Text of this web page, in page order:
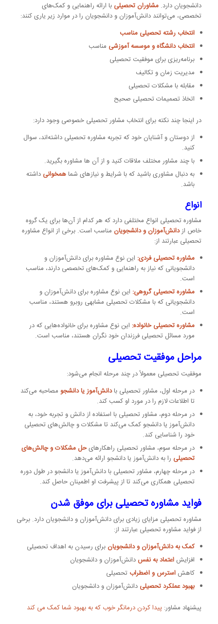
دانشجویان دارد. مشاوران تحصیلی با ارائه راهنمایی و کمک‌های
تخصصی، می‌توانند دانش‌آموزان و دانشجویان را در موارد زیر یاری کنند:
انتخاب رشته تحصیلی مناسب
انتخاب دانشگاه و موسسه آموزشی مناسب
برنامه‌ریزی برای موفقیت تحصیلی
مدیریت زمان و تکالیف
مقابله با مشکلات تحصیلی
اتخاذ تصمیمات تحصیلی صحیح
در اینجا چند نکته برای انتخاب مشاور تحصیلی خصوصی وجود دارد:
از دوستان و آشنایان خود که تجربه مشاوره تحصیلی داشته‌اند، سوال
کنید.
با چند مشاور مختلف ملاقات کنید و از آن ها مشاوره بگیرید.
به دنبال مشاوری باشید که با شرایط و نیازهای شماهمخوانی داشته
باشد.
انواع
مشاوره تحصیلی انواع مختلفی دارد که هر کدام از آن‌ها برای یک گروه
خاص ازدانش‌آموزان و دانشجویانمناسب است. برخی از انواع مشاوره
تحصیلی عبارتند از:
مشاوره تحصیلی فردی: این نوع مشاوره برای دانش‌آموزان و
دانشجویانی که نیاز به راهنمایی و کمک‌های تخصصی دارند، مناسب
است.
مشاوره تحصیلی گروهی: این نوع مشاوره برای دانش‌آموزان و
دانشجویانی که با مشکلات تحصیلی مشابهی روبرو هستند، مناسب
است.
مشاوره تحصیلی خانواده: این نوع مشاوره برای خانواده‌هایی که در
مورد مسائل تحصیلی فرزندان خود نگران هستند، مناسب است.
مراحل موفقیت تحصیلی
موفقیت تحصیلی معمولاً در چند مرحله انجام می‌شود:
در مرحله اول، مشاور تحصیلی بادانش‌آموز یا دانشجومصاحبه می‌کند
تا اطلاعات لازم را در مورد او کسب کند.
در مرحله دوم، مشاور تحصیلی با استفاده از دانش و تجربه خود، به
دانش‌آموز یا دانشجو کمک می‌کند تا مشکلات و چالش‌های تحصیلی
خود را شناسایی کند.
در مرحله سوم، مشاور تحصیلی راهکارهایحل مشکلات و چالش‌های
تحصیلی را به دانش‌آموز یا دانشجو ارائه می‌دهد.
در مرحله چهارم، مشاور تحصیلی با دانش‌آموز یا دانشجو در طول دوره
تحصیلی همکاری می‌کند تا از پیشرفت او اطمینان حاصل کند.
فواید مشاوره تحصیلی برای موفق شدن
مشاوره تحصیلی مزایای زیادی برای دانش‌آموزان و دانشجویان دارد. برخی
از فواید مشاوره تحصیلی عبارتند از:
کمک به دانش‌آموزان و دانشجویانبرای رسیدن به اهداف تحصیلی
افزایش اعتماد به نفس دانش‌آموزان و دانشجویان
کاهش استرس و اضطراب تحصیلی
بهبود عملکرد تحصیلی دانش‌آموزان و دانشجویان
پیشنهاد مشاور: پیدا کردن درمانگر خوب که به بهبود شما کمک می کند